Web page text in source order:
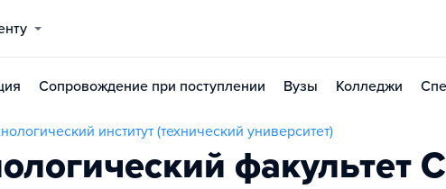
Сопровождение при поступлении Вузы Колледжи
институт (технический университет)
факультет